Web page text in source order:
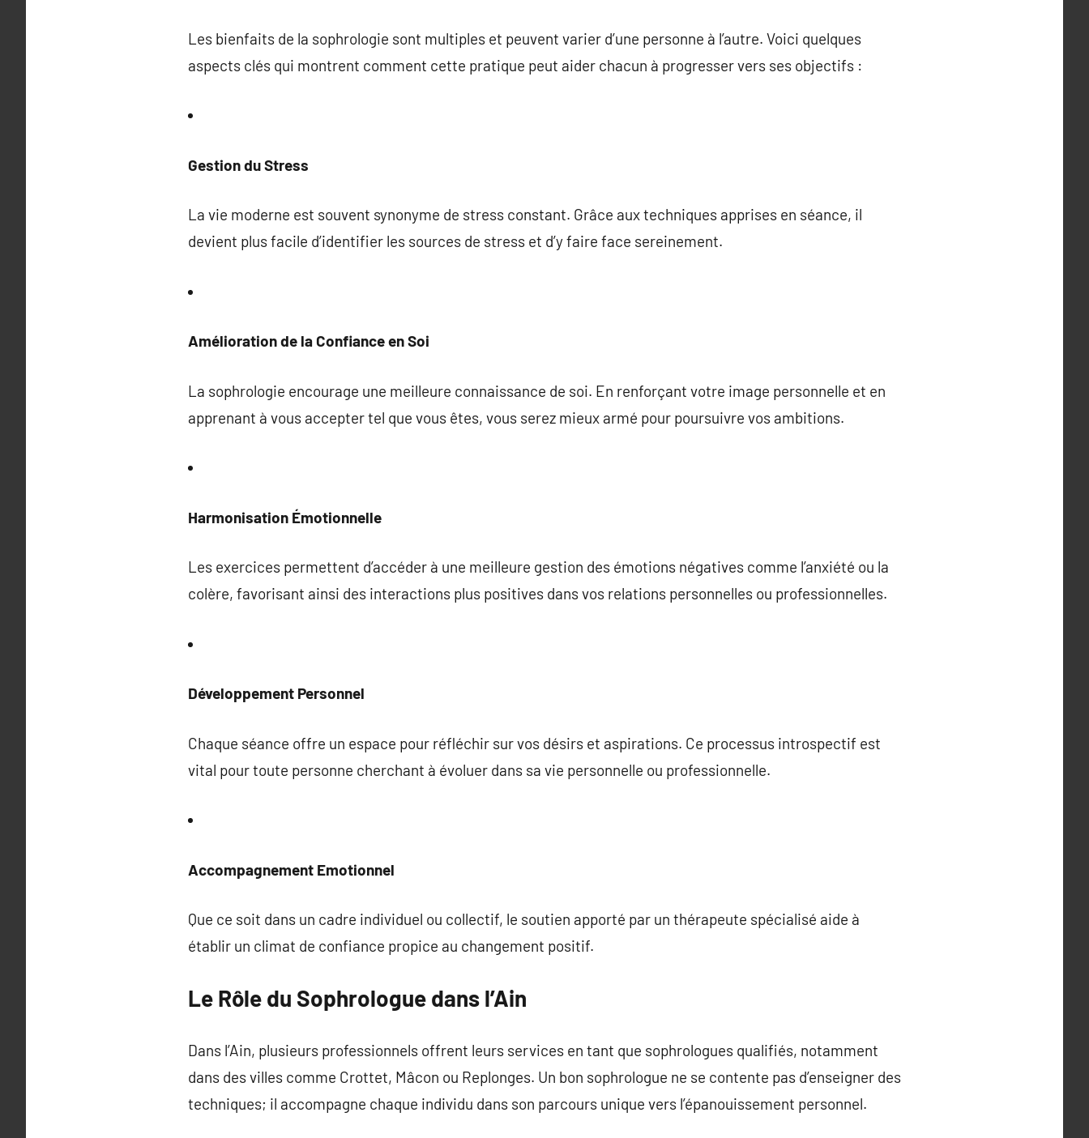
Les bienfaits de la sophrologie sont multiples et peuvent varier d’une personne à l’autre. Voici quelques
aspects clés qui montrent comment cette pratique peut aider chacun à progresser vers ses objectifs :
Gestion du Stress
La vie moderne est souvent synonyme de stress constant. Grâce aux techniques apprises en séance, il
devient plus facile d’identifier les sources de stress et d’y faire face sereinement.
Amélioration de la Confiance en Soi
La sophrologie encourage une meilleure connaissance de soi. En renforçant votre image personnelle et en
apprenant à vous accepter tel que vous êtes, vous serez mieux armé pour poursuivre vos ambitions.
Harmonisation Émotionnelle
Les exercices permettent d’accéder à une meilleure gestion des émotions négatives comme l’anxiété ou la
colère, favorisant ainsi des interactions plus positives dans vos relations personnelles ou professionnelles.
Développement Personnel
Chaque séance offre un espace pour réfléchir sur vos désirs et aspirations. Ce processus introspectif est
vital pour toute personne cherchant à évoluer dans sa vie personnelle ou professionnelle.
Accompagnement Emotionnel
Que ce soit dans un cadre individuel ou collectif, le soutien apporté par un thérapeute spécialisé aide à
établir un climat de confiance propice au changement positif.
Le Rôle du Sophrologue dans l’Ain
Dans l’Ain, plusieurs professionnels offrent leurs services en tant que sophrologues qualifiés, notamment
dans des villes comme Crottet, Mâcon ou Replonges. Un bon sophrologue ne se contente pas d’enseigner des
techniques; il accompagne chaque individu dans son parcours unique vers l’épanouissement personnel.